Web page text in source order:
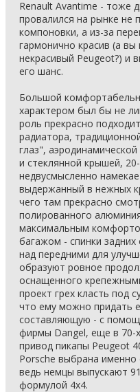
Renault Avantime - тоже
провалился на рынке не
компоновки, а из-за
гармонично красив (а
некрасивый Peugeot?) и
его шанс.
Большой
характером был бы не
роль прекрасно
радиатора,
глаз",
и стеклянной крышей,
недвусмысленно
выдержанный в нежных
чего там прекрасно
полированного
максимальным
багажом - спинки
над передними для
образуют ровное
оснащенного
проект грех класть под
что ему можно придать
составляющую - с
фирмы Dangel, еще в 70-
привод пикапы Peugeot
Porsche выбрана
ведь немцы выпускают
формулой 4х4.